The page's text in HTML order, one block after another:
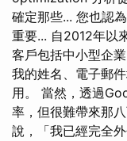
確定那些... 您也認
重要... 自2012年以
客戶包括中小型企
我的姓名、電子郵
用。 當然，透過
率，但很難帶來那
說，「我已經完全